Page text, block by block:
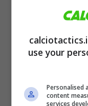
alla Serie A
hanno fatto
un sondaggio
Tuttavia, sul
use your
Personalised
content
services